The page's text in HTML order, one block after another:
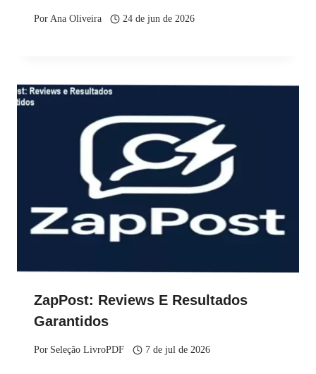
PorAna Oliveira 24 de jun de 2026
ZapPost: Reviews E Resultados
Garantidos
Por Seleção LivroPDF 7 de jul de 2026